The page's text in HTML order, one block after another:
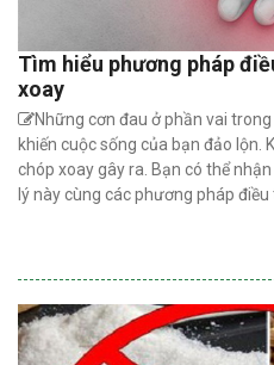
Tìm hiểu phương pháp
xoay
Những cơn đau ở phần vai
khiến cuộc sống của bạn đảo lộn.
chóp xoay gây ra. Bạn có thể
lý này cùng các phương pháp điều